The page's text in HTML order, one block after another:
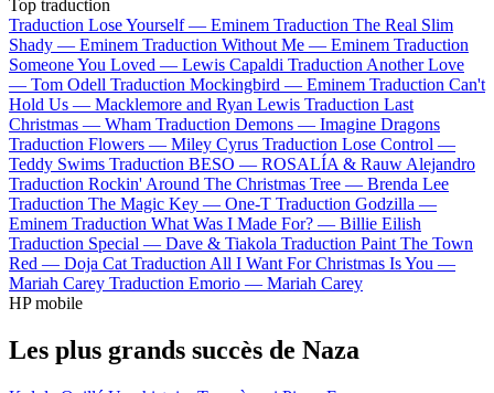
Top traduction
Traduction Lose Yourself — Eminem Traduction The Real Slim
Shady — Eminem Traduction Without Me — Eminem Traduction
Someone You Loved — Lewis Capaldi Traduction Another Love
— Tom Odell Traduction Mockingbird — Eminem Traduction Can't
Hold Us — Macklemore and Ryan Lewis Traduction Last
Christmas — Wham Traduction Demons — Imagine Dragons
Traduction Flowers — Miley Cyrus Traduction Lose Control —
Teddy Swims Traduction BESO — ROSALÍA & Rauw Alejandro
Traduction Rockin' Around The Christmas Tree — Brenda Lee
Traduction The Magic Key — One-T Traduction Godzilla —
Eminem Traduction What Was I Made For? — Billie Eilish
Traduction Special — Dave & Tiakola Traduction Paint The Town
Red — Doja Cat Traduction All I Want For Christmas Is You —
Mariah Carey Traduction Emorio — Mariah Carey
HP mobile
Les plus grands succès de Naza